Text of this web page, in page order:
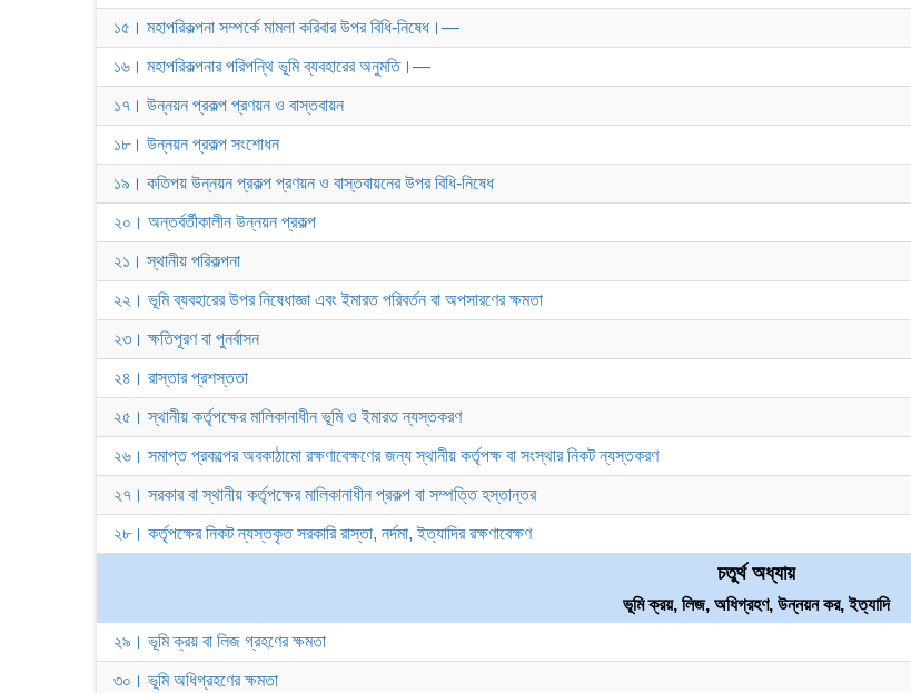
১৫। মহাপরিকল্পনা সম্পর্কে মামলা করিবার উপর বিধি-নিষেধ।—
১৬। মহাপরিকল্পনার পরিপন্থি ভূমি ব্যবহারের অনুমতি।—
১৭। উন্নয়ন প্রকল্প প্রণয়ন ও বাস্তবায়ন
১৮। উন্নয়ন প্রকল্প সংশোধন
১৯। কতিপয় উন্নয়ন প্রকল্প প্রণয়ন ও বাস্তবায়নের উপর বিধি-নিষেধ
২০। অন্তর্বর্তীকালীন উন্নয়ন প্রকল্প
২১। স্থানীয় পরিকল্পনা
২২। ভূমি ব্যবহারের উপর নিষেধাজ্ঞা এবং ইমারত পরিবর্তন বা অপসারণের ক্ষমতা
২৩। ক্ষতিপূরণ বা পুনর্বাসন
২৪। রাস্তার প্রশস্ততা
২৫। স্থানীয় কর্তৃপক্ষের মালিকানাধীন ভূমি ও ইমারত ন্যস্তকরণ
২৬। সমাপ্ত প্রকল্পের অবকাঠামো রক্ষণাবেক্ষণের জন্য স্থানীয় কর্তৃপক্ষ বা সংস্থার নিকট ন্যস্তকরণ
২৭। সরকার বা স্থানীয় কর্তৃপক্ষের মালিকানাধীন প্রকল্প বা সম্পত্তি হস্তান্তর
২৮। কর্তৃপক্ষের নিকট ন্যস্তকৃত সরকারি রাস্তা, নর্দমা, ইত্যাদির রক্ষণাবেক্ষণ
চতুর্থ অধ্যায়
ভূমি ক্রয়, লিজ, অধিগ্রহণ, উন্নয়ন কর, ইত্যাদি
২৯। ভূমি ক্রয় বা লিজ গ্রহণের ক্ষমতা
৩০। ভূমি অধিগ্রহণের ক্ষমতা